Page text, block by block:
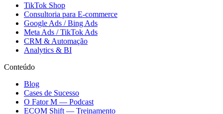
TikTok Shop
Consultoria para E-commerce
Google Ads / Bing Ads
Meta Ads / TikTok Ads
CRM & Automação
Analytics & BI
Conteúdo
Blog
Cases de Sucesso
O Fator M — Podcast
ECOM Shift — Treinamento